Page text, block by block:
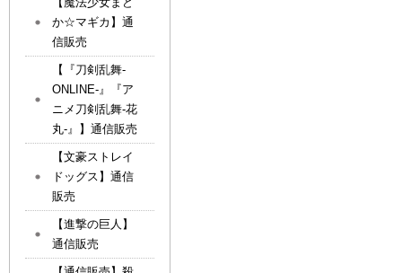
か☆マギカ】通
信販売
【『刀剣乱舞-
ONLINE-』『ア
ニメ刀剣乱舞-花
丸-』】通信販売
【文豪ストレイ
ドッグス】通信
販売
【進撃の巨人】
通信販売